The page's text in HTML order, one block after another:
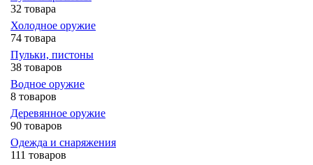
32 товара
Холодное оружие
74 товара
Пульки, пистоны
38 товаров
Водное оружие
8 товаров
Деревянное оружие
90 товаров
Одежда и снаряжения
111 товаров